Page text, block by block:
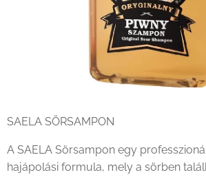
SAELA SÖRSAMPON
A SAELA Sörsampon egy
hajápolási formula, mely a sörben